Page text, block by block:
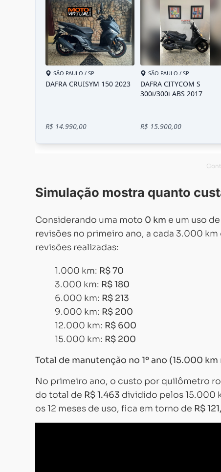
Simulação mostra quanto
Considerando uma moto 0 km e um uso de
revisões no primeiro ano, a cada 3.000
revisões realizadas:
1.000 km: R$ 70
3.000 km: R$ 180
6.000 km: R$ 213
9.000 km: R$ 200
12.000 km: R$ 600
15.000 km: R$ 200
Total de manutenção no 1º ano (15.000
No primeiro ano, o custo por quilômetro
do total de R$ 1.463 dividido pelos 15.000
os 12 meses de uso, fica em torno de R$